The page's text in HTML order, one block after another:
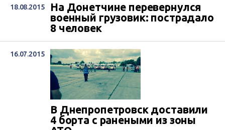
18.08.2015
На Донетчине перевернулся
военный грузовик: пострадало
8 человек
16.07.2015
В Днепропетровск доставили
4 борта с ранеными из зоны